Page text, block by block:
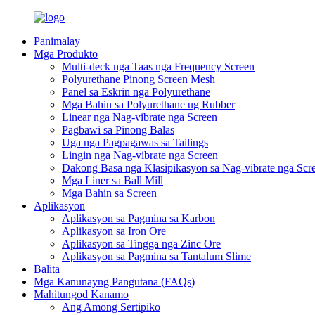
Panimalay
Mga Produkto
Multi-deck nga Taas nga Frequency Screen
Polyurethane Pinong Screen Mesh
Panel sa Eskrin nga Polyurethane
Mga Bahin sa Polyurethane ug Rubber
Linear nga Nag-vibrate nga Screen
Pagbawi sa Pinong Balas
Uga nga Pagpagawas sa Tailings
Lingin nga Nag-vibrate nga Screen
Dakong Basa nga Klasipikasyon sa Nag-vibrate nga
Mga Liner sa Ball Mill
Mga Bahin sa Screen
Aplikasyon
Aplikasyon sa Pagmina sa Karbon
Aplikasyon sa Iron Ore
Aplikasyon sa Tingga nga Zinc Ore
Aplikasyon sa Pagmina sa Tantalum Slime
Balita
Mga Kanunayng Pangutana (FAQs)
Mahitungod Kanamo
Ang Among Sertipiko